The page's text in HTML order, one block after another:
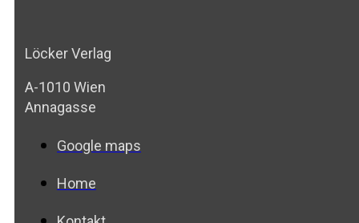
Löcker Verlag
A-1010 Wien
Annagasse
Google maps
Home